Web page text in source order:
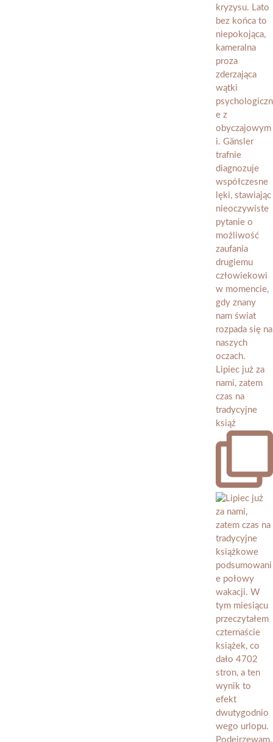
Lipiec już za
nami, zatem
czas na
tradycyjne
książ